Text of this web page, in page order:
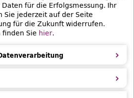
für die Erfolgsmessung. Ihr
Sie jederzeit auf der Seite
für die Zukunft widerrufen.
Sie hier.